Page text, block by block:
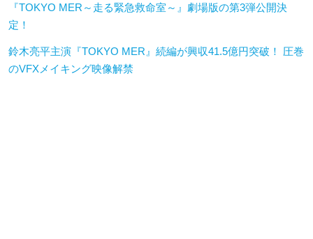
『TOKYO MER～走る緊急救命室～』劇場版の第3弾公開決
定！
鈴木亮平主演『TOKYO MER』続編が興収41.5億円突破！ 圧巻
のVFXメイキング映像解禁